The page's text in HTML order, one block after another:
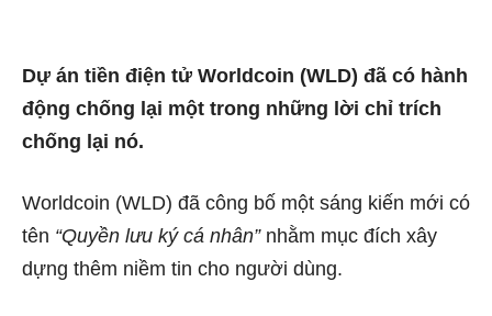
Dự án tiền điện tử Worldcoin (WLD) đã có hành
động chống lại một trong những lời chỉ trích
chống lại nó.
Worldcoin (WLD) đã công bố một sáng kiến ​​mới có
tên “Quyền lưu ký cá nhân”nhằm mục đích xây
dựng thêm niềm tin cho người dùng.